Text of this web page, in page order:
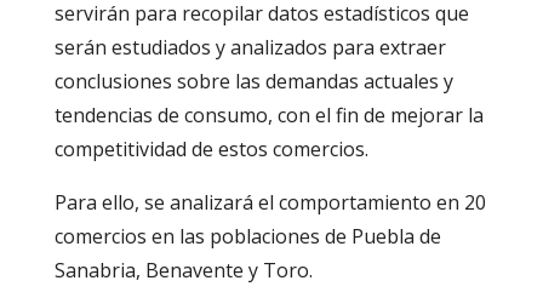
servirán para recopilar datos estadísticos que
serán estudiados y analizados para extraer
conclusiones sobre las demandas actuales y
tendencias de consumo, con el fin de mejorar la
competitividad de estos comercios.
Para ello, se analizará el comportamiento en 20
comercios en las poblaciones de Puebla de
Sanabria, Benavente y Toro.